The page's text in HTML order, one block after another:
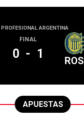
PROFESIONAL ARGENTINA
FINAL
0 - 1 ROS
APUESTAS